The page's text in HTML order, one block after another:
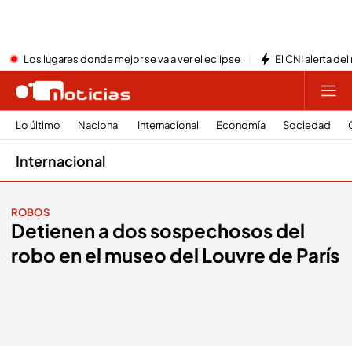
Los lugares donde mejor se va a ver el eclipse El CNI alerta
Lo último Nacional Internacional Economía Sociedad
Internacional
ROBOS
Detienen a dos sospechosos del
robo en el museo del Louvre de París